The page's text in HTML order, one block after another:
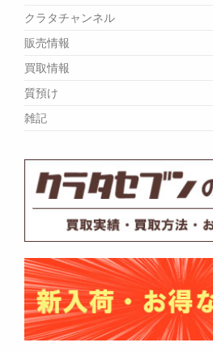
クラタチャンネル
販売情報
買取情報
質預け
雑記